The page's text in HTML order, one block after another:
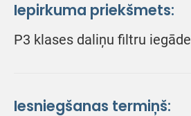
Iepirkuma priekšmets:
P3 klases daliņu filtru iegāde
Iesniegšanas termiņš: